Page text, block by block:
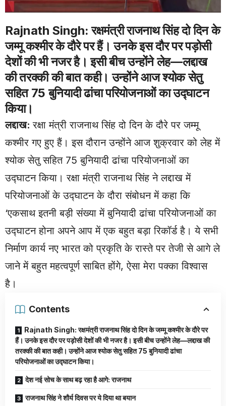
Rajnath Singh: रक्षमंत्री राजनाथ सिंह दो दिन के
जम्मू कश्मीर के दौरे पर हैं। उनके इस दौर पर पड़ोसी
देशों की भी नजर है। इसी बीच उन्होंने लेह—लद्दाख
की तरक्की की बात कही। उन्होंने आज श्योक सेतु
सहित 75 बुनियादी ढांचा परियोजनाओं का उद्घाटन
किया।
लद्दाख:रक्षा मंत्री राजनाथ सिंह दो दिन के दौरे पर जम्मू
कश्मीर गए हुए हैं। इस दौरान उन्होंने आज शुक्रवार को लेह में
श्योक सेतु सहित 75 बुनियादी ढांचा परियोजनाओं का
उद्घाटन किया। रक्षा मंत्री राजनाथ सिंह ने लद्दाख में
परियोजनाओं के उद्घाटन के दौरा संबोधन में कहा कि
‘एकसाथ इतनी बड़ी संख्या में बुनियादी ढांचा परियोजनाओं का
उद्घाटन होना अपने आप में एक बहुत बड़ा रिकॉर्ड है। ये सभी
निर्माण कार्य नए भारत को प्रकृति के रास्ते पर तेजी से आगे ले
जाने में बहुत महत्वपूर्ण साबित होंगे, ऐसा मेरा पक्का विश्वास
है।
Contents
Rajnath Singh: रक्षमंत्री राजनाथ सिंह दो दिन के जम्मू कश्मीर के दौरे पर
हैं। उनके इस दौर पर पड़ोसी देशों की भी नजर है। इसी बीच उन्होंने लेह—लद्दाख की
तरक्की की बात कही। उन्होंने आज श्योक सेतु सहित 75 बुनियादी ढांचा
परियोजनाओं का उद्घाटन किया।
देश नई सोच के साथ बढ़ रहा है आगे: राजनाथ
राजनाथ सिंह ने शौर्य दिवस पर ये दिया था बयान